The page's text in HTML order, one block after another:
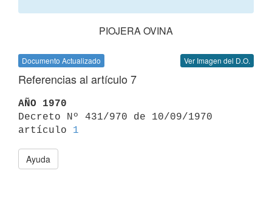
PIOJERA OVINA
Documento Actualizado Ver Imagen del D.O.
Referencias al artículo 7
AÑO 1970
Decreto Nº 431/970 de 10/09/1970
artículo 1
Ayuda